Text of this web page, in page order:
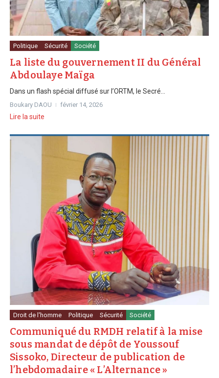
Politique Sécurité Société
La liste du gouvernement II du Général
Abdoulaye Maïga
Dans un flash spécial diffusé sur l’ORTM, le Secré...
Boukary DAOU février 14, 2026
Lire la suite
Droit de l'homme Politique Sécurité Société
Communiqué du RMDH relatif à la mise
sous mandat de dépôt de Youssouf
Sissoko, Directeur de publication de
l’hebdomadaire « L’Alternance »